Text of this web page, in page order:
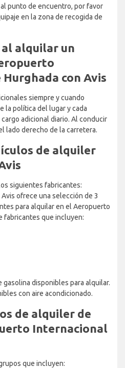
punto de encuentro, por favor
en la zona de recogida de
alquilar un
con Avis
siempre y cuando
la política del lugar y cada
adicional diario. Al conducir
lado derecho de la carretera.
de alquiler
siguientes fabricantes:
ofrece una selección de 3
para alquilar en el Aeropuerto
fabricantes que incluyen:
disponibles para alquilar.
con aire acondicionado.
de alquiler de
Internacional
que incluyen: